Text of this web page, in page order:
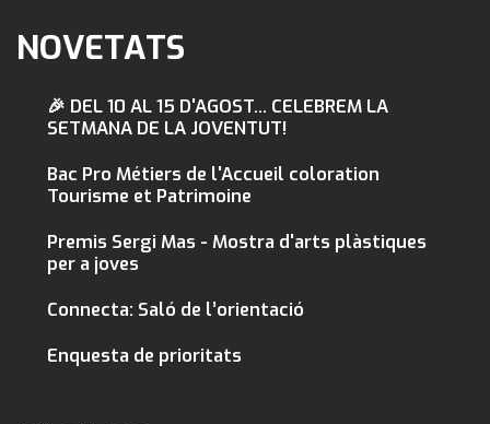
NOVETATS
🎉 DEL 10 AL 15 D'AGOST... CELEBREM LA
SETMANA DE LA JOVENTUT!
Bac Pro Métiers de l'Accueil coloration
Tourisme et Patrimoine
Premis Sergi Mas - Mostra d'arts plàstiques
per a joves
Connecta: Saló de l’orientació
Enquesta de prioritats